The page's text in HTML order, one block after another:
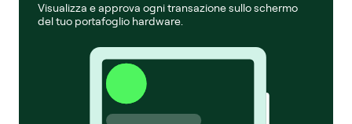
Visualizza e approva ogni transazione sullo schermo
del tuo portafoglio hardware.